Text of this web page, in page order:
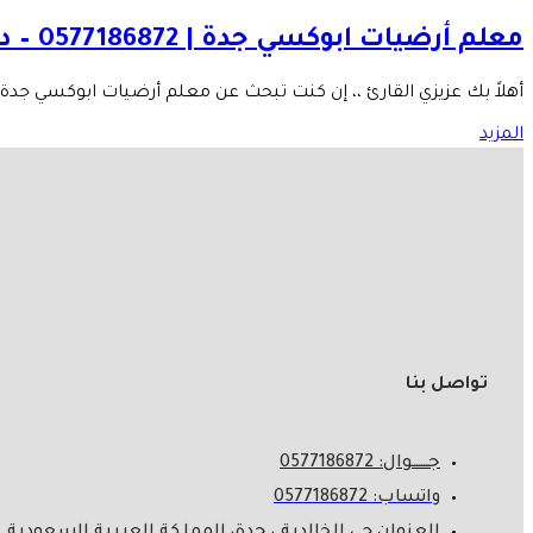
معلم أرضيات ابوكسي جدة | 0577186872 – دهانات إيبوكسي للأرضيات بحده...
أهلاً بك عزيزي القارئ ،، إن كنت تبحث عن معلم أرضيات ابوكسي
المزيد
تواصل بنا
جـــــــوال: 0577186872
واتساب: 0577186872